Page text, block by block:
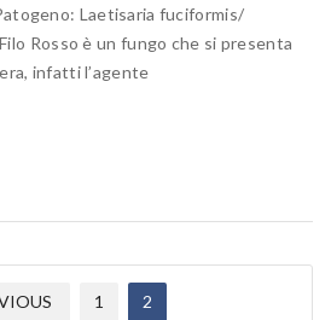
Laetisaria fuciformis/
Rosso è un fungo che si presenta
infatti l’agente
1 2